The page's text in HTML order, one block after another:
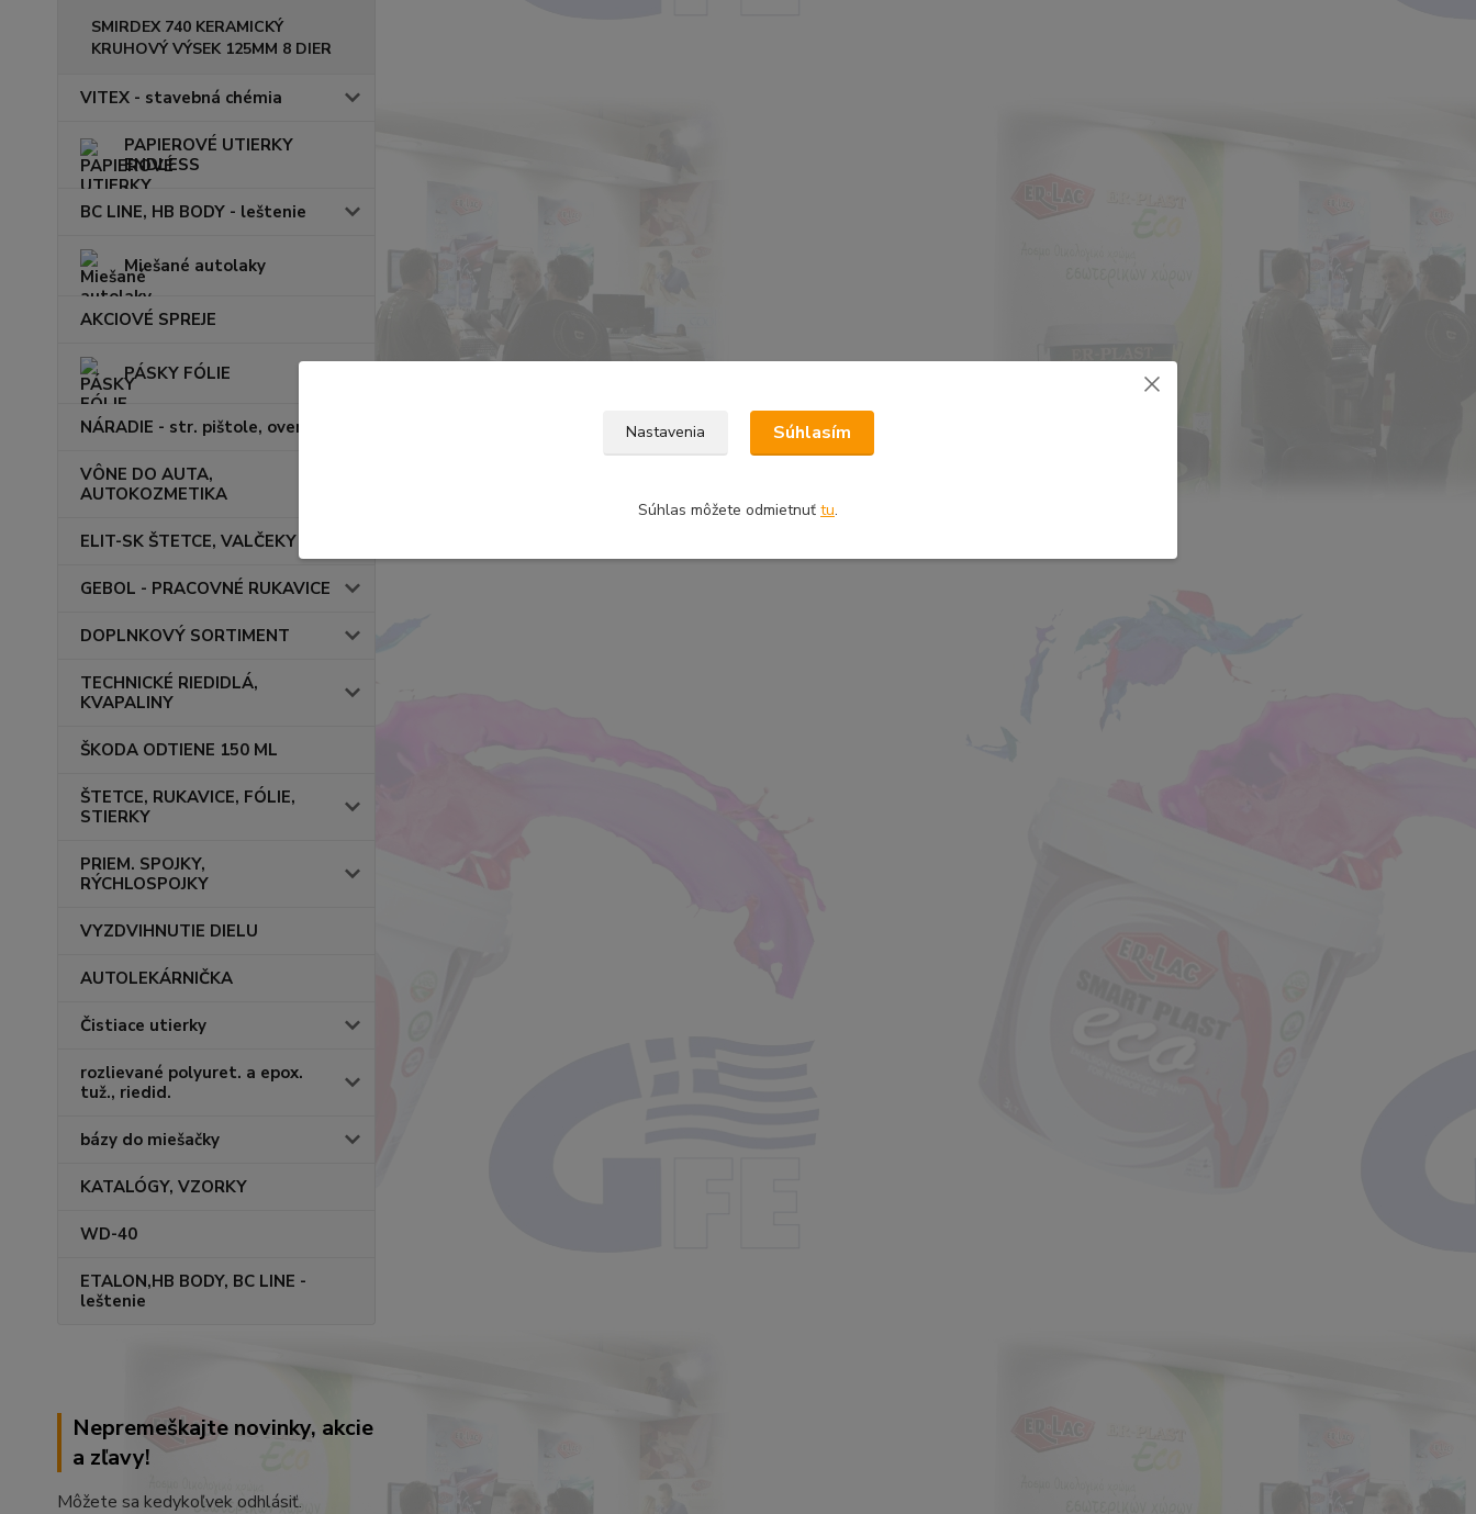
SMIRDEX 740 KERAMICKÝ
KRUHOVÝ VÝSEK 125MM 8 DIER
VITEX - stavebná chémia
PAPIEROVÉ UTIERKY
ENDLESS
BC LINE, HB BODY - leštenie
Miešané autolaky
AKCIOVÉ SPREJE
PÁSKY FÓLIE
NÁRADIE - str. pištole, overaly
VÔNE DO AUTA,
AUTOKOZMETIKA
ELIT-SK ŠTETCE, VALČEKY
GEBOL - PRACOVNÉ RUKAVICE
DOPLNKOVÝ SORTIMENT
TECHNICKÉ RIEDIDLÁ,
KVAPALINY
ŠKODA ODTIENE 150 ML
ŠTETCE, RUKAVICE, FÓLIE,
STIERKY
PRIEM. SPOJKY,
RÝCHLOSPOJKY
VYZDVIHNUTIE DIELU
AUTOLEKÁRNIČKA
Čistiace utierky
rozlievané polyuret. a epox.
tuž., riedid.
bázy do miešačky
KATALÓGY, VZORKY
WD-40
ETALON,HB BODY, BC LINE -
leštenie
Nepremeškajte novinky, akcie
a zľavy!
Môžete sa kedykoľvek odhlásiť.
Nastavenia Súhlasím
Súhlas môžete odmietnuť tu.